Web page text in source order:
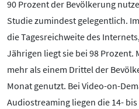
90 Prozent der Bevölkerung
Studie zumindest gelegentlich.
die Tagesreichweite des
Jährigen liegt sie bei 98 Prozent.
mehr als einem Drittel der
Monat genutzt. Bei Video-on-
Audiostreaming liegen die 14-